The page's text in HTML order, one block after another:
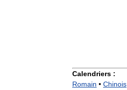
Calendriers :
Romain • Chinois